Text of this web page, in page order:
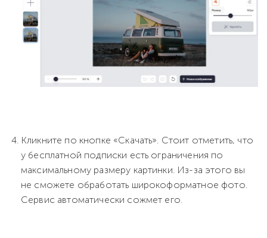
Кликните по кнопке «Скачать». Стоит отметить, что
у бесплатной подписки есть ограничения по
максимальному размеру картинки. Из-за этого вы
не сможете обработать широкоформатное фото.
Сервис автоматически сожмет его.